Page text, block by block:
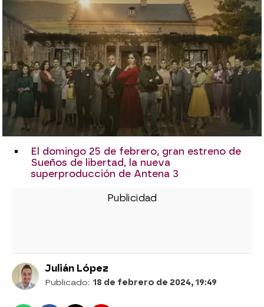
El domingo 25 de febrero, gran estreno de
Sueños de libertad, la nueva
superproducción de Antena 3
Julián López
Publicado: 18 de febrero de 2024, 19:49